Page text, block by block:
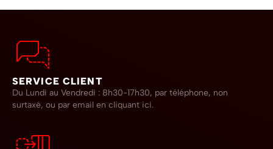
SERVICE CLIENT
Du Lundi au Vendredi : 8h30-17h30, par téléphone, non
surtaxé, ou par email en cliquant ici.